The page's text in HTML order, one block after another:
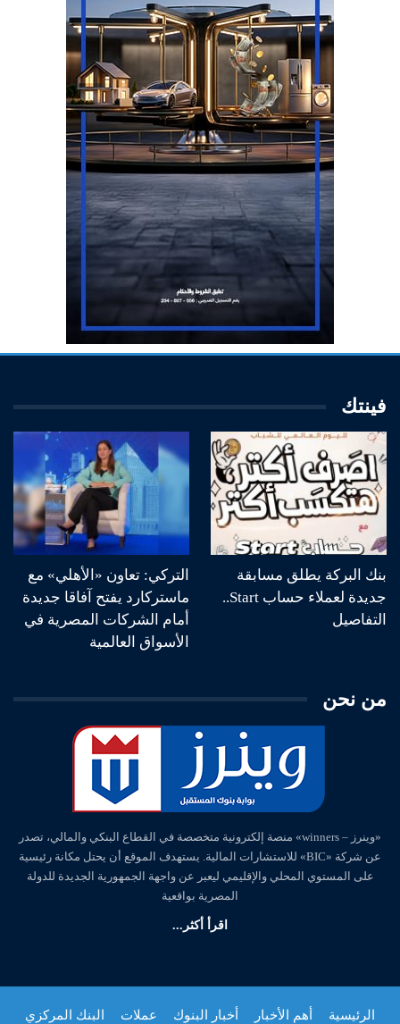
فينتك
بنك البركة يطلق مسابقة
جديدة لعملاء حساب Start..
التفاصيل
التركي: تعاون «الأهلي» مع
ماستركارد يفتح آفاقا جديدة
أمام الشركات المصرية في
الأسواق العالمية
من نحن
«وينرز – winners» منصة إلكترونية متخصصة في القطاع البنكي والمالي، تصدر
عن شركة «BIC» للاستشارات المالية. يستهدف الموقع أن يحتل مكانة رئيسية
على المستوي المحلي والإقليمي ليعبر عن واجهة الجمهورية الجديدة للدولة
المصرية بواقعية
اقرأ أكثر...
الرئيسية أهم الأخبار أخبار البنوك عملات البنك المركزي